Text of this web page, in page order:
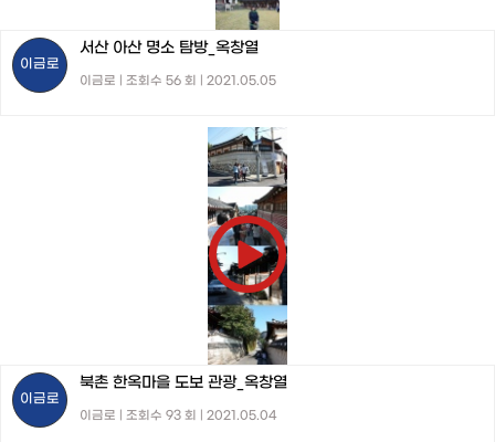
이금로
서산 아산 명소 탐방_옥창열
이금로 | 조회수 56 회 | 2021.05.05
이금로
북촌 한옥마을 도보 관광_옥창열
이금로 | 조회수 93 회 | 2021.05.04